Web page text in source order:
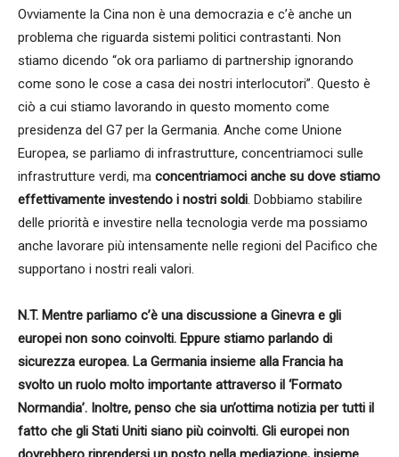
Ovviamente la Cina non è una democrazia e c’è anche un
problema che riguarda sistemi politici contrastanti. Non
stiamo dicendo “ok ora parliamo di partnership ignorando
come sono le cose a casa dei nostri interlocutori”. Questo è
ciò a cui stiamo lavorando in questo momento come
presidenza del G7 per la Germania. Anche come Unione
Europea, se parliamo di infrastrutture, concentriamoci sulle
infrastrutture verdi, ma concentriamoci anche su dove stiamo
effettivamente investendo i nostri soldi . Dobbiamo stabilire
delle priorità e investire nella tecnologia verde ma possiamo
anche lavorare più intensamente nelle regioni del Pacifico che
supportano i nostri reali valori.
N.T. Mentre parliamo c’è una discussione a Ginevra e gli
europei non sono coinvolti. Eppure stiamo parlando di
sicurezza europea. La Germania insieme alla Francia ha
svolto un ruolo molto importante attraverso il ‘Formato
Normandia’. Inoltre, penso che sia un’ottima notizia per tutti il ​​
fatto che gli Stati Uniti siano più coinvolti. Gli europei non